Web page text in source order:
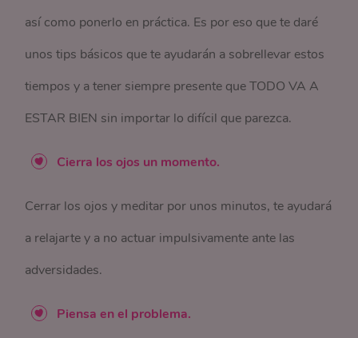
así como ponerlo en práctica. Es por eso que te daré
unos tips básicos que te ayudarán a sobrellevar estos
tiempos y a tener siempre presente que TODO VA A
ESTAR BIEN sin importar lo difícil que parezca.
Cierra los ojos un momento.
Cerrar los ojos y meditar por unos minutos, te ayudará
a relajarte y a no actuar impulsivamente ante las
adversidades.
Piensa en el problema.